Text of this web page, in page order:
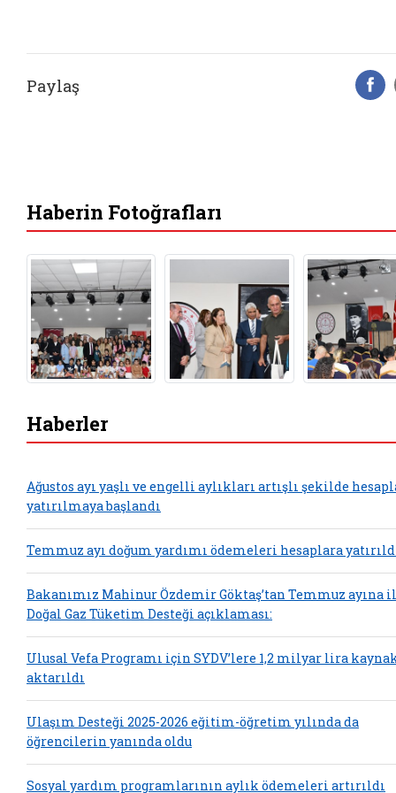
Paylaş
Haberin Fotoğrafları
Haberler
Ağustos ayı yaşlı ve engelli aylıkları artışlı şekilde
yatırılmaya başlandı
Temmuz ayı doğum yardımı ödemeleri hesaplara
Bakanımız Mahinur Özdemir Göktaş’tan Temmuz
Doğal Gaz Tüketim Desteği açıklaması:
Ulusal Vefa Programı için SYDV’lere 1,2 milyar lira
aktarıldı
Ulaşım Desteği 2025-2026 eğitim-öğretim yılında da
öğrencilerin yanında oldu
Sosyal yardım programlarının aylık ödemeleri artırıldı